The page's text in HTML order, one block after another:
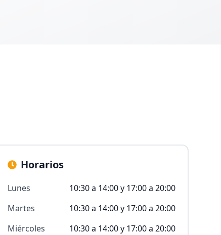
Horarios
Lunes
10:30 a 14:00 y 17:00 a 20:00
Martes
10:30 a 14:00 y 17:00 a 20:00
Miércoles
10:30 a 14:00 y 17:00 a 20:00